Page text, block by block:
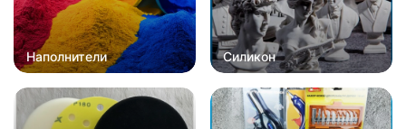
Наполнители Силикон